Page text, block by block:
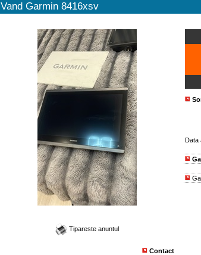
Vand Garmin 8416xsv
Tipareste anuntul
Contact
Data